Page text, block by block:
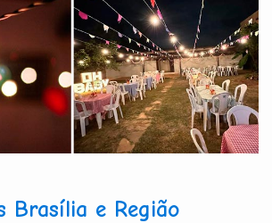
Brasília e Região